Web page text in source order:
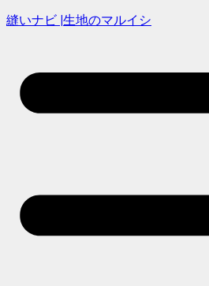
縫いナビ |生地のマルイシ